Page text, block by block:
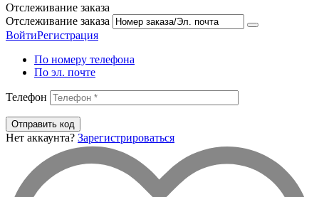
Отслеживание заказа
Отслеживание заказа
ВойтиРегистрация
По номеру телефона
По эл. почте
Телефон
Отправить код
Нет аккаунта? Зарегистрироваться